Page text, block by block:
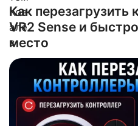
Как перезагрузить
VR2 Sense и
место